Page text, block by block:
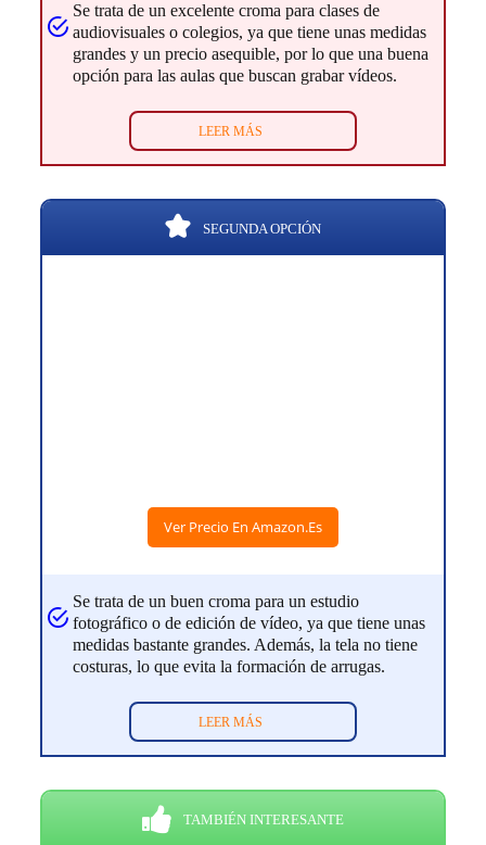
Se trata de un excelente croma para clases de
audiovisuales o colegios, ya que tiene unas medidas
grandes y un precio asequible, por lo que una buena
opción para las aulas que buscan grabar vídeos.
LEER MÁS
SEGUNDA OPCIÓN
Ver Precio En Amazon.es
Se trata de un buen croma para un estudio
fotográfico o de edición de vídeo, ya que tiene unas
medidas bastante grandes. Además, la tela no tiene
costuras, lo que evita la formación de arrugas.
LEER MÁS
TAMBIÉN INTERESANTE